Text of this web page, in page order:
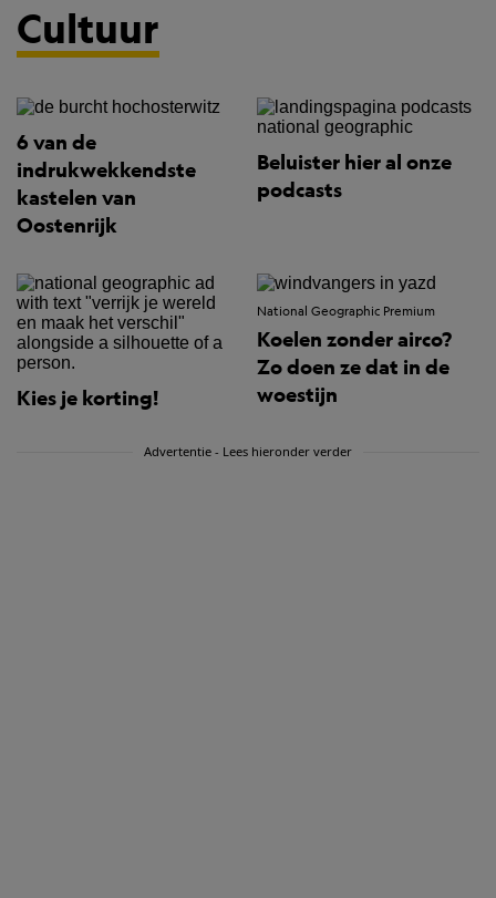
Cultuur
6 van de
indrukwekkendste
kastelen van
Oostenrijk
Beluister hier al onze
podcasts
Kies je korting!
National Geographic Premium
Koelen zonder airco?
Zo doen ze dat in de
woestijn
Advertentie - Lees hieronder verder